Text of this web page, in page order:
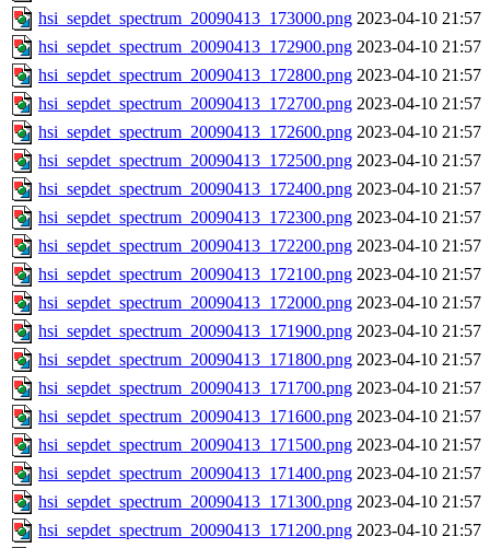
hsi_sepdet_spectrum_20090413_173000.png 2023-04-10 21:57
hsi_sepdet_spectrum_20090413_172900.png 2023-04-10 21:57
hsi_sepdet_spectrum_20090413_172800.png 2023-04-10 21:57
hsi_sepdet_spectrum_20090413_172700.png 2023-04-10 21:57
hsi_sepdet_spectrum_20090413_172600.png 2023-04-10 21:57
hsi_sepdet_spectrum_20090413_172500.png 2023-04-10 21:57
hsi_sepdet_spectrum_20090413_172400.png 2023-04-10 21:57
hsi_sepdet_spectrum_20090413_172300.png 2023-04-10 21:57
hsi_sepdet_spectrum_20090413_172200.png 2023-04-10 21:57
hsi_sepdet_spectrum_20090413_172100.png 2023-04-10 21:57
hsi_sepdet_spectrum_20090413_172000.png 2023-04-10 21:57
hsi_sepdet_spectrum_20090413_171900.png 2023-04-10 21:57
hsi_sepdet_spectrum_20090413_171800.png 2023-04-10 21:57
hsi_sepdet_spectrum_20090413_171700.png 2023-04-10 21:57
hsi_sepdet_spectrum_20090413_171600.png 2023-04-10 21:57
hsi_sepdet_spectrum_20090413_171500.png 2023-04-10 21:57
hsi_sepdet_spectrum_20090413_171400.png 2023-04-10 21:57
hsi_sepdet_spectrum_20090413_171300.png 2023-04-10 21:57
hsi_sepdet_spectrum_20090413_171200.png 2023-04-10 21:57